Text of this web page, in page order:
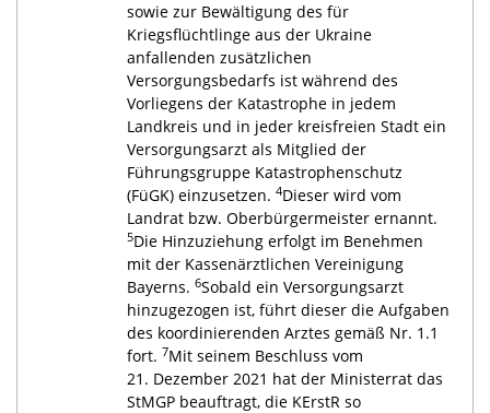
sowie zur Bewältigung des für
Kriegsflüchtlinge aus der Ukraine
anfallenden zusätzlichen
Versorgungsbedarfs ist während des
Vorliegens der Katastrophe in jedem
Landkreis und in jeder kreisfreien Stadt ein
Versorgungsarzt als Mitglied der
Führungsgruppe Katastrophenschutz
(FüGK) einzusetzen. 4Dieser wird vom
Landrat bzw. Oberbürgermeister ernannt.
5Die Hinzuziehung erfolgt im Benehmen
mit der Kassenärztlichen Vereinigung
Bayerns. 6Sobald ein Versorgungsarzt
hinzugezogen ist, führt dieser die Aufgaben
des koordinierenden Arztes gemäß Nr. 1.1
fort. 7Mit seinem Beschluss vom
21. Dezember 2021 hat der Ministerrat das
StMGP beauftragt, die KErstR so